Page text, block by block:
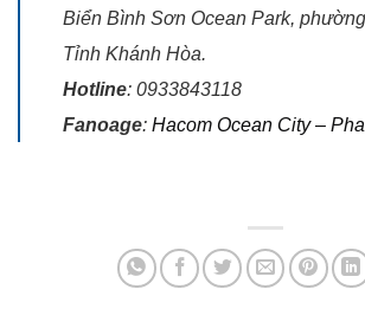
Biển Bình Sơn Ocean Park,
Tỉnh Khánh Hòa.
Hotline: 0933843118
Fanoage: Hacom Ocean City –